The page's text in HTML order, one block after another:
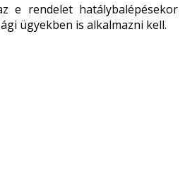
e rendelet hatálybalépésekor
ügyekben is alkalmazni kell.